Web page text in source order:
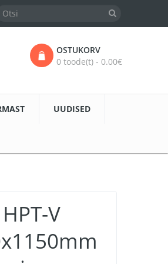
OSTUKORV
0 toode(t) - 0.00€
UUDISED
V